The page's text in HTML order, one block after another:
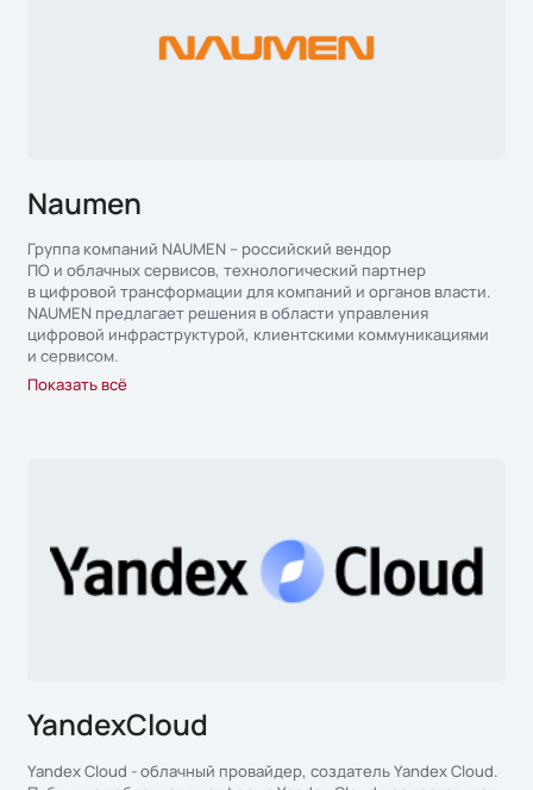
Naumen
Группа компаний NAUMEN – российский вендор
ПО и облачных сервисов, технологический партнер
в цифровой трансформации для компаний и органов власти.
NAUMEN предлагает решения в области управления
цифровой инфраструктурой, клиентскими коммуникациями
и сервисом.
Показать всё
YandexCloud
Yandex Cloud - облачный провайдер, создатель Yandex Cloud.